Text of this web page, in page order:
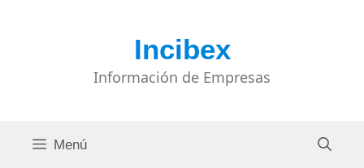
Incibex
Información de Empresas
Menú